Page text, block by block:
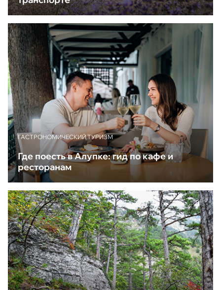
ГАСТРОНОМИЧЕСКИЙ ТУРИЗМ
Где поесть в Алупке: гид по кафе и
ресторанам